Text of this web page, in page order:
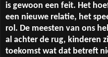
is gewoon een feit. Het
een nieuwe relatie, het
rol. De meesten van ons
al achter de rug, kinderen
toekomst wat dat betreft